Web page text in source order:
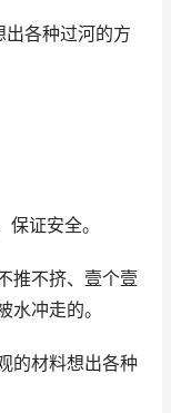
出各种过河的方
证安全。
推不挤、壹个壹
冲走的。
的材料想出各种